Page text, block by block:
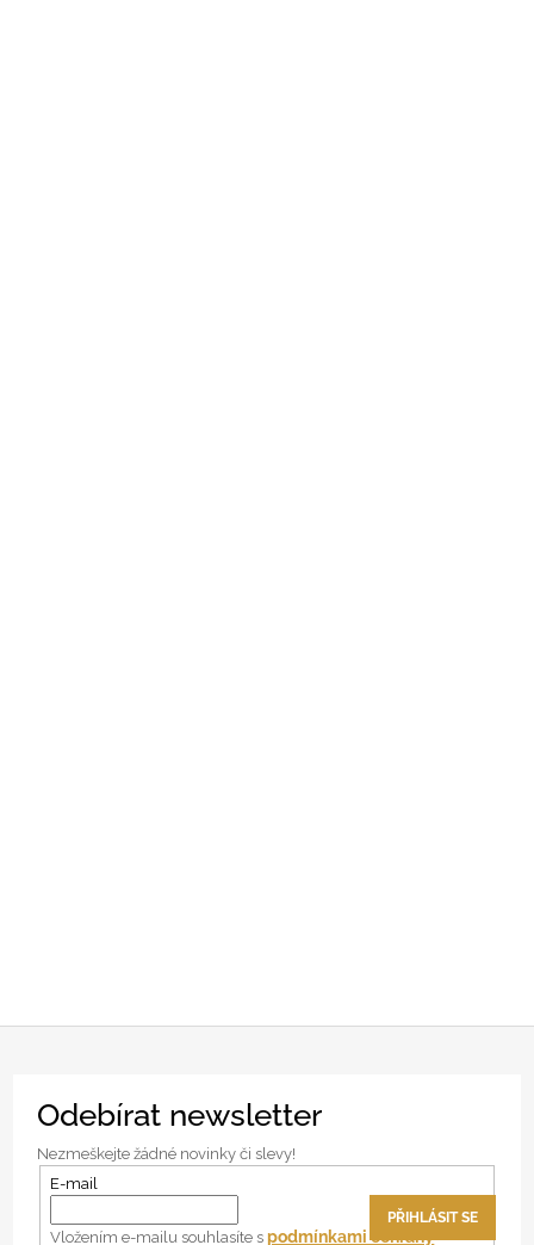
Odebírat newsletter
Nezmeškejte žádné novinky či slevy!
E-mail
Vložením e-mailu souhlasíte spodmínkami ochrany
PŘIHLÁSIT SE